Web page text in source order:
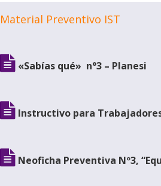
Material Preventivo IST
«Sabías qué» n°3 – Planesi
Instructivo para
Neoficha Preventiva Nº3,